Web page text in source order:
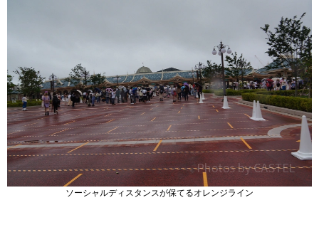
ソーシャルディスタンスが保てるオレンジライン